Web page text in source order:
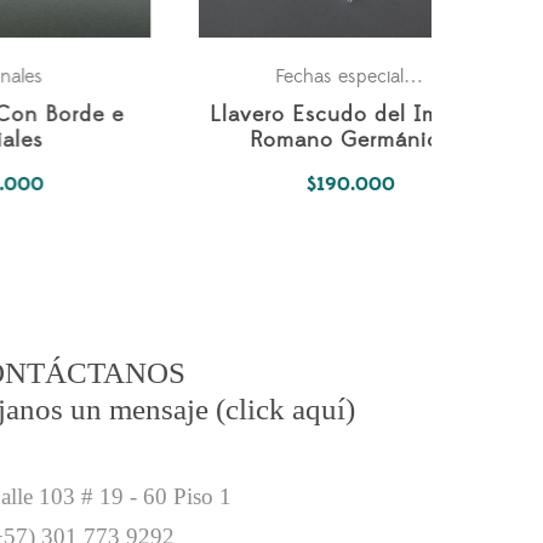
Fechas especiales, Parejas, Personales
Llaveros Compartidos
Rompecabezas
un mensaje (click aquí)
103 # 19 - 60 Piso 1
301 773 9292